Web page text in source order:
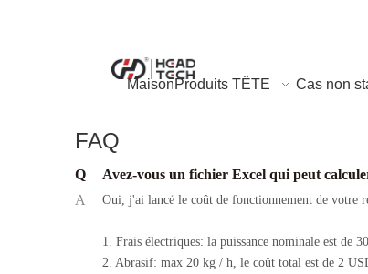
MaisonProduits TÊTE Cas non
FAQ
Q
Avez-vous un fichier Excel qui peut
A
Oui, j'ai lancé le coût de fonctionnement de votre
1. Frais électriques: la puissance nominale est de
2. Abrasif: max 20 kg / h, le coût total est de 2